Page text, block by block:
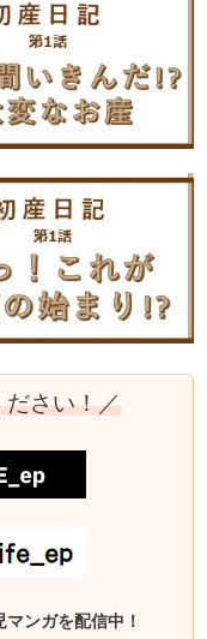
ださい！／
ンガを配信中！